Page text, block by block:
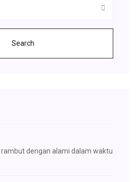
Search
dengan alami dalam waktu